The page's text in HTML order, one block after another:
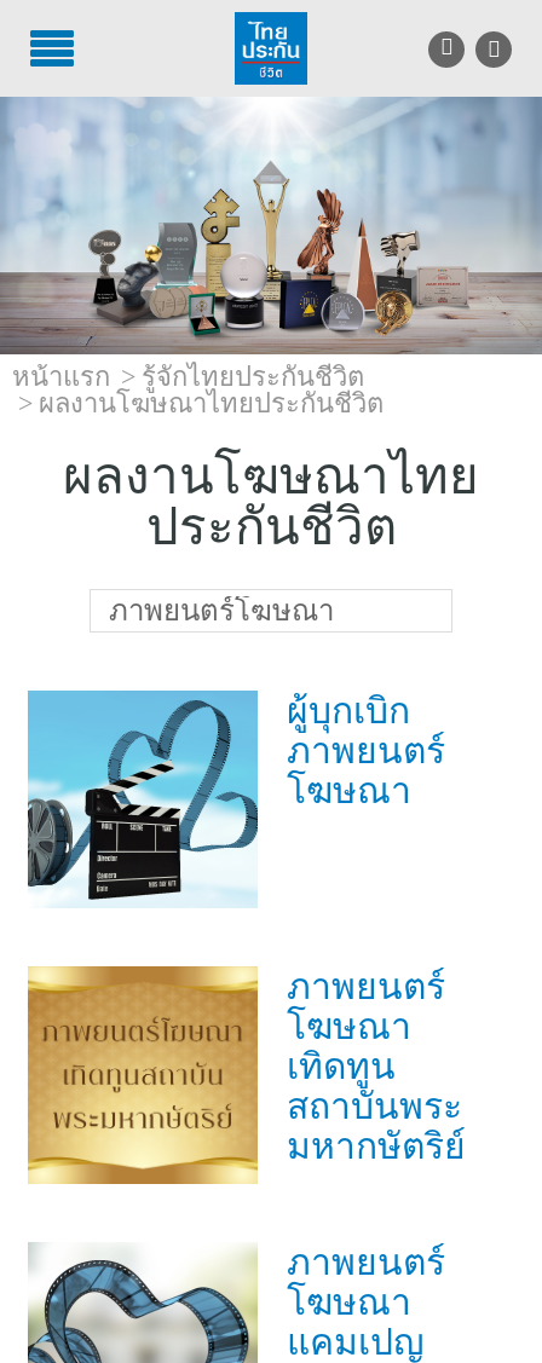
TH EN
บริการลูกค้า
บริการตัวแทน
รู้จักไทยประกันชีวิต
นักลงทุนสัมพันธ์
เพื่อสังคมไทย
บทความ
แบบประกันทั้งหมด
แบบประกันที่เหมาะกับช่วงอายุ
เลือกแบบประกันที่เหมาะกับคุณ
TL Learning Center
หน้าแรก
รู้จักไทยประกันชีวิต
ผลงานโฆษณาไทยประกันชีวิต
ผลงานโฆษณาไทย
ประกันชีวิต
ภาพยนตร์โฆษณา
ผู้บุกเบิก
ภาพยนตร์
โฆษณา
ภาพยนตร์
โฆษณา
เทิดทูน
สถาบันพระ
มหากษัตริย์
ภาพยนตร์
โฆษณา
แคมเปญ